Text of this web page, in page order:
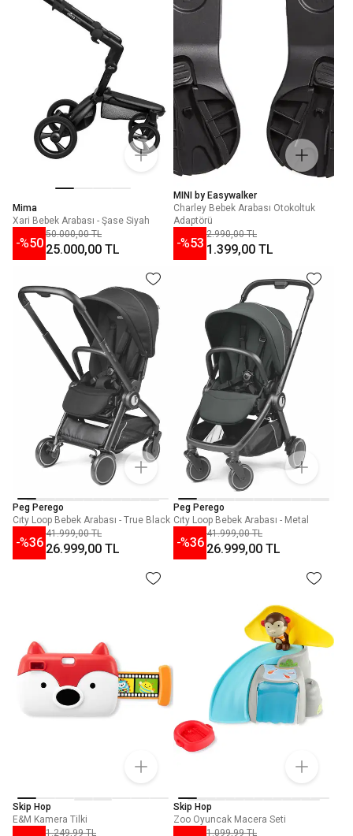
Mima
Xari Bebek Arabası - Şase Siyah
-%50
50.000,00 TL
25.000,00 TL
MINI by Easywalker
Charley Bebek Arabası Otokoltuk
Adaptörü
-%53
2.990,00 TL
1.399,00 TL
Peg Perego
Cıty Loop Bebek Arabası - True Black
-%36
41.999,00 TL
26.999,00 TL
Peg Perego
Cıty Loop Bebek Arabası - Metal
-%36
41.999,00 TL
26.999,00 TL
Skip Hop
E&M Kamera Tilki
1.249,99 TL
Skip Hop
Zoo Oyuncak Macera Seti
1.099,99 TL